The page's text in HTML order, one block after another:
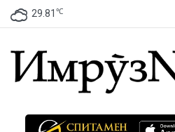
29.81 ℃